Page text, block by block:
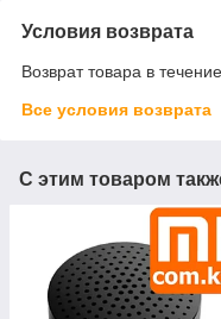
Условия возврата
Возврат товара в
Все условия возврата
С этим товаром